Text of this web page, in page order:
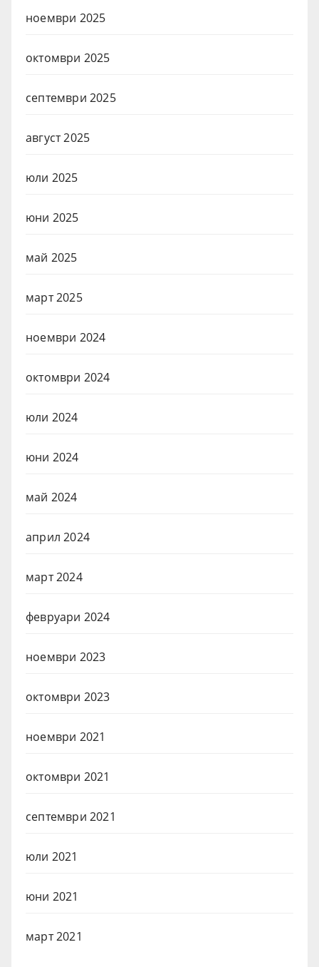
ноември 2025
октомври 2025
септември 2025
август 2025
юли 2025
юни 2025
май 2025
март 2025
ноември 2024
октомври 2024
юли 2024
юни 2024
май 2024
април 2024
март 2024
февруари 2024
ноември 2023
октомври 2023
ноември 2021
октомври 2021
септември 2021
юли 2021
юни 2021
март 2021